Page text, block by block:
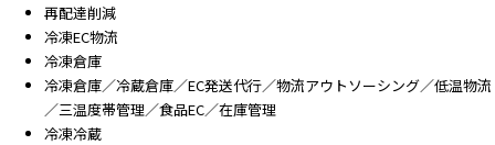
再配達削減
冷凍EC物流
冷凍倉庫
冷凍倉庫／冷蔵倉庫／EC発送代行／物流アウトソーシング／低温物流
／三温度帯管理／食品EC／在庫管理
冷凍冷蔵